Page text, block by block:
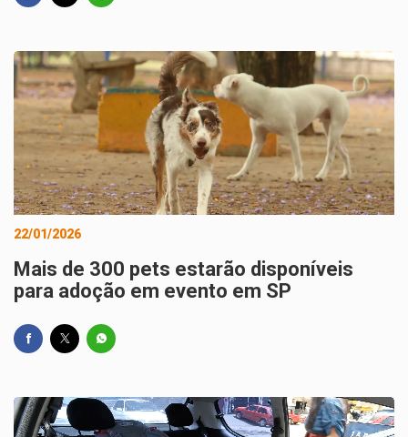
22/01/2026
Mais de 300 pets estarão disponíveis
para adoção em evento em SP